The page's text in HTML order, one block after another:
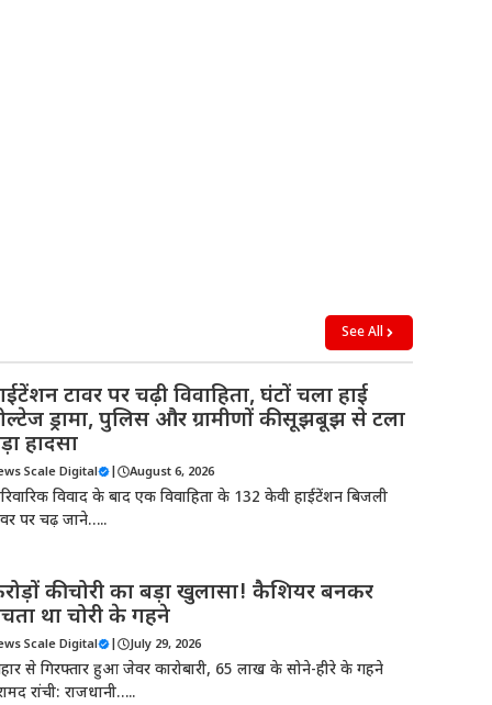
See All
टावर पर चढ़ी विवाहिता, घंटों चला हाई
ड्रामा, पुलिस और ग्रामीणों की सूझबूझ से टला
हादसा
Scale Digital | August 6, 2026
विवाद के बाद एक विवाहिता के 132 केवी हाईटेंशन बिजली
पर चढ़ जाने…..
की चोरी का बड़ा खुलासा! कैशियर बनकर
था चोरी के गहने
Scale Digital | July 29, 2026
से गिरफ्तार हुआ जेवर कारोबारी, 65 लाख के सोने-हीरे के गहने
रांची: राजधानी…..